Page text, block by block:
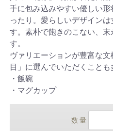
手に包み込みやすい優しい
ったり。愛らしいデザイン
す。素朴で飽きのこない、
す。
ヴァリエーションが豊富な
目」に選んでいただくことも
・飯碗
・マグカップ
数 量